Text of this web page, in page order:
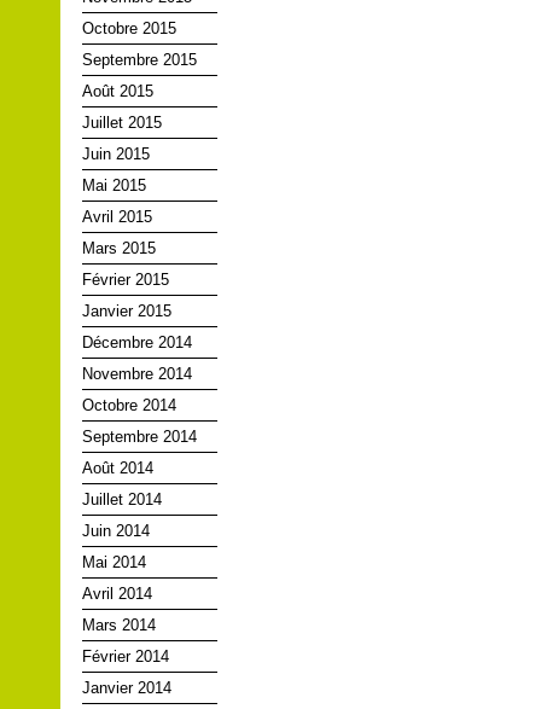
Octobre 2015
Septembre 2015
Août 2015
Juillet 2015
Juin 2015
Mai 2015
Avril 2015
Mars 2015
Février 2015
Janvier 2015
Décembre 2014
Novembre 2014
Octobre 2014
Septembre 2014
Août 2014
Juillet 2014
Juin 2014
Mai 2014
Avril 2014
Mars 2014
Février 2014
Janvier 2014